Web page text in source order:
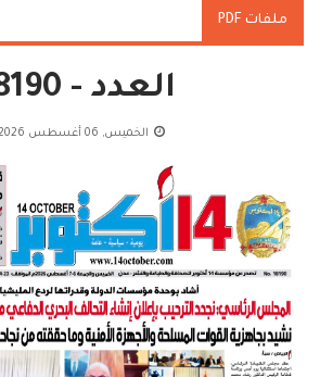
ملفات PDF
العدد - 18190
الخميس, 06 أغسطس 2026